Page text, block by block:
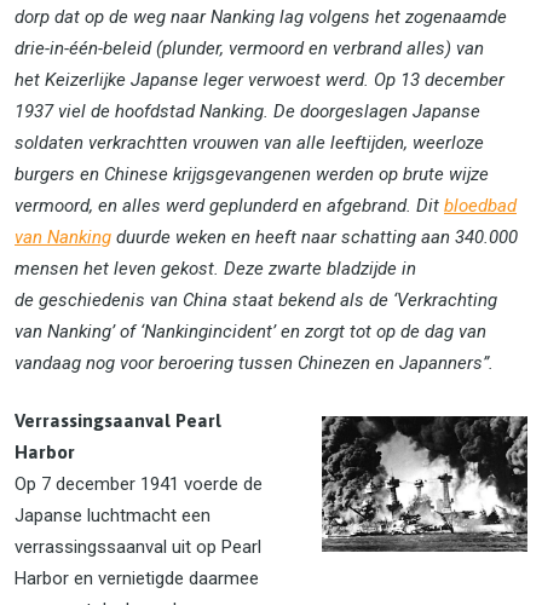
dorp dat op de weg naar Nanking lag volgens het zogenaamde
drie-in-één-beleid (plunder, vermoord en verbrand alles) van
het Keizerlijke Japanse leger verwoest werd. Op 13 december
1937 viel de hoofdstad Nanking. De doorgeslagen Japanse
soldaten verkrachtten vrouwen van alle leeftijden, weerloze
burgers en Chinese krijgsgevangenen werden op brute wijze
vermoord, en alles werd geplunderd en afgebrand. Dit bloedbad
van Nanking duurde weken en heeft naar schatting aan 340.000
mensen het leven gekost. Deze zwarte bladzijde in
de geschiedenis van China staat bekend als de ‘Verkrachting
van Nanking’ of ‘Nankingincident’ en zorgt tot op de dag van
vandaag nog voor beroering tussen Chinezen en Japanners”.
Verrassingsaanval Pearl
Harbor
Op 7 december 1941 voerde de
Japanse luchtmacht een
verrassingssaanval uit op Pearl
Harbor en vernietigde daarmee